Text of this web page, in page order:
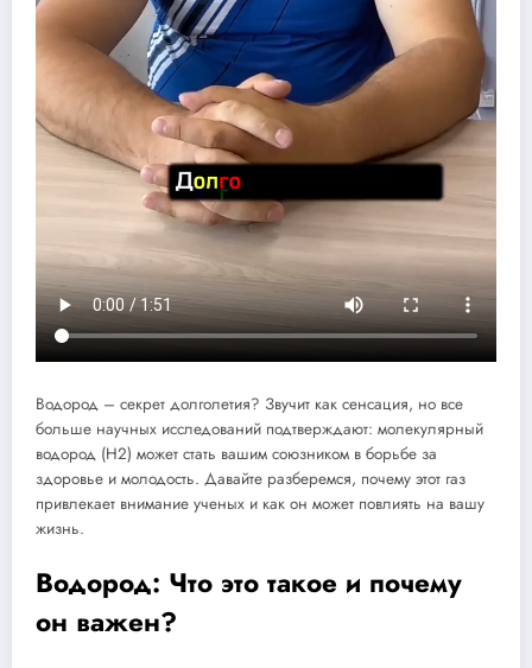
Водород – секрет долголетия? Звучит как сенсация, но все
больше научных исследований подтверждают: молекулярный
водород (H2) может стать вашим союзником в борьбе за
здоровье и молодость. Давайте разберемся, почему этот газ
привлекает внимание ученых и как он может повлиять на вашу
жизнь.
Водород: Что это такое и почему
он важен?